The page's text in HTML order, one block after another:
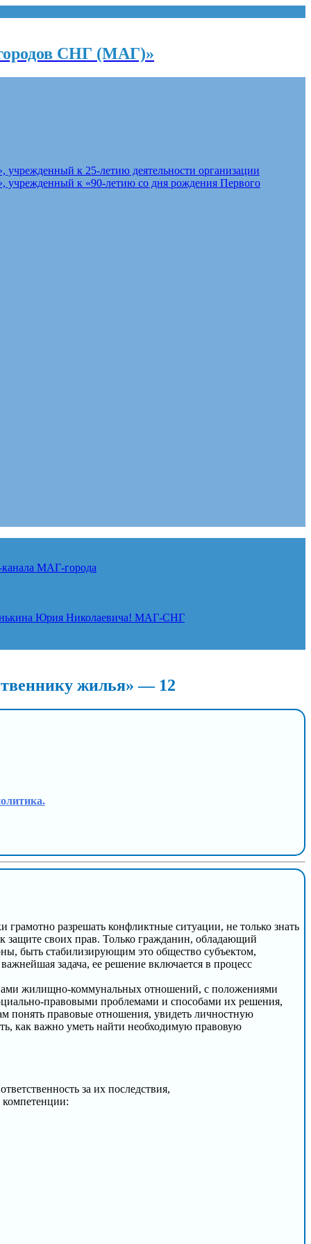
СНГ (МАГ)»
к 25-летию деятельности организации
к «90-летию со дня рождения Первого
МАГ-города
Юрия Николаевича! МАГ-СНГ
жилья» — 12
грамотно разрешать конфликтные ситуации, не только знать
защите своих прав. Только гражданин, обладающий
быть стабилизирующим это общество субъектом,
задача, ее решение включается в процесс
жилищно-коммунальных отношений, с положениями
правовыми проблемами и способами их решения,
понять правовые отношения, увидеть личностную
как важно уметь найти необходимую правовую
за их последствия,